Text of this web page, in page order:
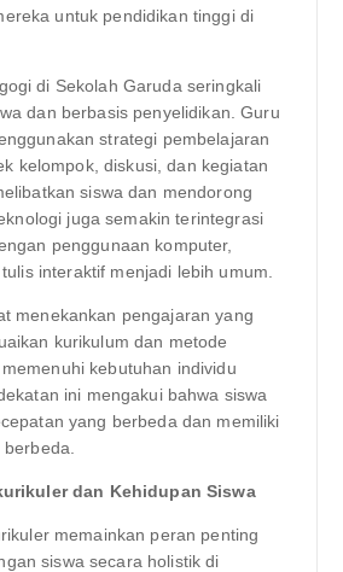
untuk pendidikan tinggi di
di Sekolah Garuda seringkali
dan berbasis penyelidikan. Guru
strategi pembelajaran
kelompok, diskusi, dan kegiatan
siswa dan mendorong
juga semakin terintegrasi
penggunaan komputer,
interaktif menjadi lebih umum.
menekankan pengajaran yang
kurikulum dan metode
kebutuhan individu
ini mengakui bahwa siswa
yang berbeda dan memiliki
dan Kehidupan Siswa
memainkan peran penting
siswa secara holistik di